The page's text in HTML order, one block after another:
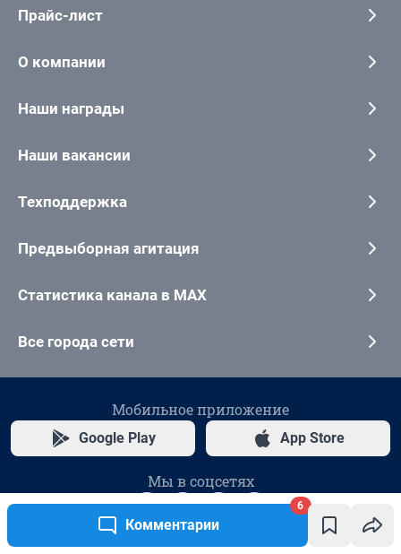
Комментарии
6
Прайс-лист
О компании
Наши награды
Наши вакансии
Техподдержка
Предвыборная агитация
Статистика канала в MAX
Все города сети
Мобильное приложение
Google Play App Store
Мы в соцсетях